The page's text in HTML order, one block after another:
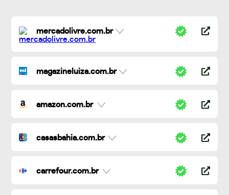
mercadolivre.com.br
magazineluiza.com.br
amazon.com.br
casasbahia.com.br
carrefour.com.br